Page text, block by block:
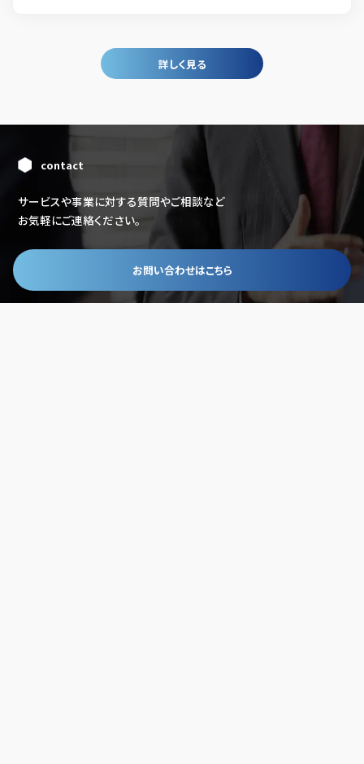
詳しく見る
contact
サービスや事業に対する質問やご相談など
お気軽にご連絡ください。
お問い合わせはこちら